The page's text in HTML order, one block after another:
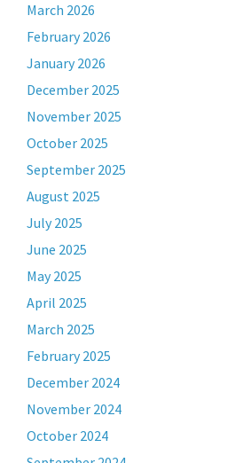
March 2026
February 2026
January 2026
December 2025
November 2025
October 2025
September 2025
August 2025
July 2025
June 2025
May 2025
April 2025
March 2025
February 2025
December 2024
November 2024
October 2024